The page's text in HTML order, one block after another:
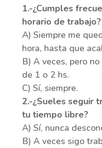
1.-¿Cumples
horario de trabajo?
A) Siempre me
hora, hasta que
B) A veces, pero
de 1 o 2 hs.
C) Sí, siempre.
2.-¿Sueles seguir
tu tiempo libre?
A) Sí, nunca
B) A veces sigo